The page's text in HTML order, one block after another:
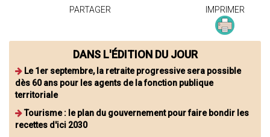
PARTAGER IMPRIMER
DANS L'ÉDITION DU JOUR
Le 1er septembre, la retraite progressive sera possible
dès 60 ans pour les agents de la fonction publique
territoriale
Tourisme : le plan du gouvernement pour faire bondir les
recettes d'ici 2030